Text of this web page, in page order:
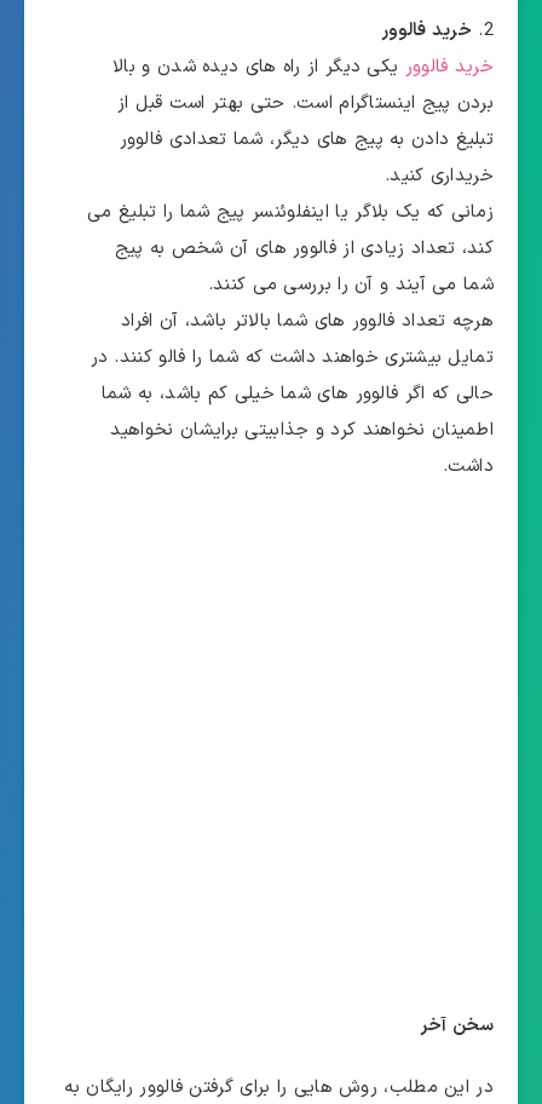
خرید فالوور
خرید فالوور یکی دیگر از راه های دیده شدن و بالا
بردن پیج اینستاگرام است. حتی بهتر است قبل از
تبلیغ دادن به پیج های دیگر، شما تعدادی فالوور
خریداری کنید.
زمانی که یک بلاگر یا اینفلوئنسر پیج شما را تبلیغ می
کند، تعداد زیادی از فالوور های آن شخص به پیج
شما می آیند و آن را بررسی می کنند.
هرچه تعداد فالوور های شما بالاتر باشد، آن افراد
تمایل بیشتری خواهند داشت که شما را فالو کنند. در
حالی که اگر فالوور های شما خیلی کم باشد، به شما
اطمینان نخواهند کرد و جذابیتی برایشان نخواهید
داشت.
سخن آخر
در این مطلب، روش هایی را برای گرفتن فالوور رایگان به